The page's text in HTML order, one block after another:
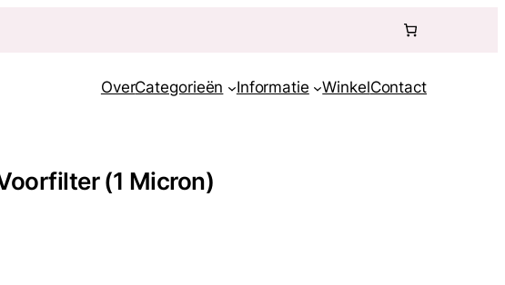
OverCategorieën Informatie WinkelContact
(1 Micron)